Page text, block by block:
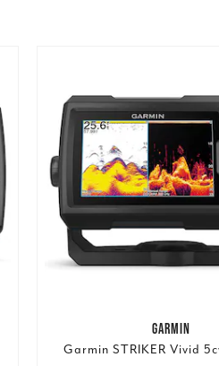
GARMIN
Garmin STRIKER Vivid